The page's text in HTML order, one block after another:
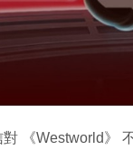
《Westworld》